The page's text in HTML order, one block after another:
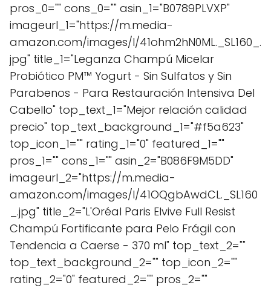
pros_0="" cons_0="" asin_1="B0789PLVXP"
imageurl_1="https://m.media-
amazon.com/images/I/41ohm2hN0ML._SL160_.
jpg" title_1="Leganza Champú Micelar
Probiótico PM™ Yogurt - Sin Sulfatos y Sin
Parabenos - Para Restauración Intensiva Del
Cabello" top_text_1="Mejor relación calidad
precio" top_text_background_1="#f5a623"
top_icon_1="" rating_1="0" featured_1=""
pros_1="" cons_1="" asin_2="B086F9M5DD"
imageurl_2="https://m.media-
amazon.com/images/I/41OQgbAwdCL._SL160
_.jpg" title_2="L'Oréal Paris Elvive Full Resist
Champú Fortificante para Pelo Frágil con
Tendencia a Caerse - 370 ml" top_text_2=""
top_text_background_2="" top_icon_2=""
rating_2="0" featured_2="" pros_2=""